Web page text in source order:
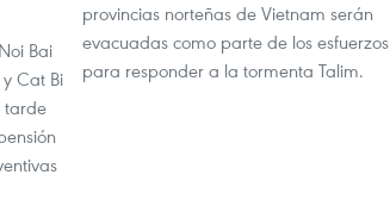
Bai
Cat Bi
tarde
provincias norteñas de Vietnam serán
evacuadas como parte de los esfuerzos
para responder a la tormenta Talim.